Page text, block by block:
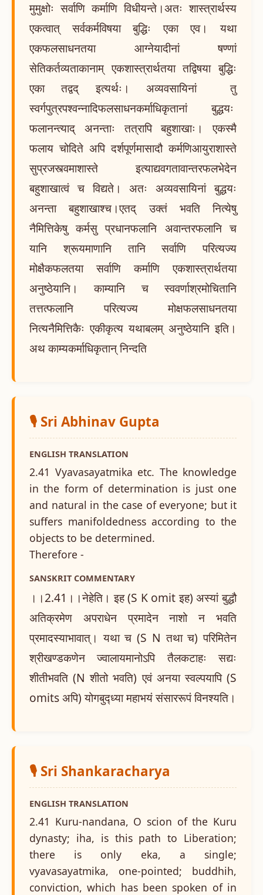
मुमुक्षोः सर्वाणि कर्माणि विधीयन्ते।अतः शास्त्रार्थस्य
एकत्वात् सर्वकर्मविषया बुद्धिः एका एव। यथा
एकफलसाधनतया आग्नेयादीनां षण्णां
सेतिकर्तव्यताकानाम् एकशास्त्रार्थतया तद्विषया बुद्धिः
एका तद्वद् इत्यर्थः। अव्यवसायिनां तु
स्वर्गपुत्रपश्वन्नादिफलसाधनकर्माधिकृतानां बुद्धयः
फलानन्त्याद् अनन्ताः तत्रापि बहुशाखाः। एकस्मै
फलाय चोदिते अपि दर्शपूर्णमासादौ कर्मणिआयुराशास्ते
सुप्रजस्त्वमाशास्ते इत्याद्यवगतावान्तरफलभेदेन
बहुशाखात्वं च विद्यते। अतः अव्यवसायिनां बुद्धयः
अनन्ता बहुशाखाश्च।एतद् उक्तं भवति नित्येषु
नैमित्तिकेषु कर्मसु प्रधानफलानि अवान्तरफलानि च
यानि श्रूयमाणानि तानि सर्वाणि परित्यज्य
मोक्षैकफलतया सर्वाणि कर्माणि एकशास्त्रार्थतया
अनुष्ठेयानि। काम्यानि च स्ववर्णाश्रमोचितानि
तत्तत्फलानि परित्यज्य मोक्षफलसाधनतया
नित्यनैमित्तिकैः एकीकृत्य यथाबलम् अनुष्ठेयानि इति।
अथ काम्यकर्माधिकृतान् निन्दति
🎙️ Sri Abhinav Gupta
ENGLISH TRANSLATION
2.41 Vyavasayatmika etc. The knowledge
in the form of determination is just one
and natural in the case of everyone; but it
suffers manifoldedness according to the
objects to be determined.
Therefore -
SANSKRIT COMMENTARY
।।2.41।।नेहेति। इह (S K omit इह) अस्यां बुद्धौ
अतिक्रमेण अपराधेन प्रमादेन नाशो न भवति
प्रमादस्याभावात्। यथा च (S N तथा च) परिमितेन
श्रीखण्डकणेन ज्वालायमानोऽपि तैलकटाहः सद्यः
शीतीभवति (N शीतो भवति) एवं अनया स्वल्पयापि (S
omits अपि) योगबुद्ध्या महाभयं संसाररूपं विनश्यति।
🎙️ Sri Shankaracharya
ENGLISH TRANSLATION
2.41 Kuru-nandana, O scion of the Kuru
dynasty; iha, is this path to Liberation;
there is only eka, a single;
vyavasayatmika, one-pointed; buddhih,
conviction, which has been spoken of in